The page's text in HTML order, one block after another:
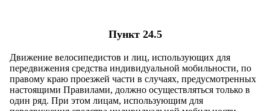
Пункт 24.5
Движение велосипедистов и лиц, использующих для
передвижения средства индивидуальной мобильности, по
правому краю проезжей части в случаях, предусмотренных
настоящими Правилами, должно осуществляться только в
один ряд. При этом лицам, использующим для